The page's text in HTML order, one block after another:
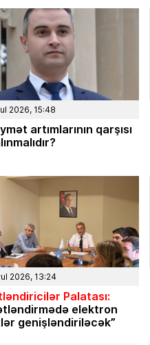
2026, 15:48
artımlarının qarşısı
2026, 13:24
Palatası:
elektron
genişləndiriləcək”